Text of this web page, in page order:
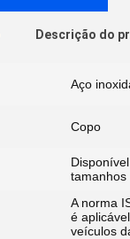
Descrição do
Aço
Copo
tamanhos
A norma
é
veículos